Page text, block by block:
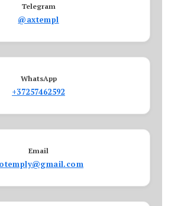
Telegram
@axtempl
WhatsApp
+37257462592
Email